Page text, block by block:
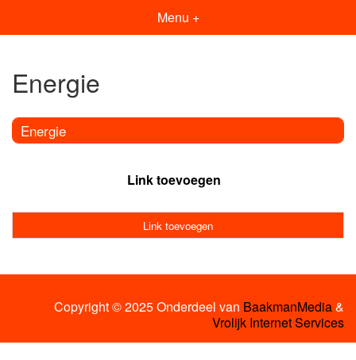
Menu +
Energie
Energie
Link toevoegen
Link toevoegen
Copyright © 2025 Onderdeel van BaakmanMedia&
Vrolijk Internet Services